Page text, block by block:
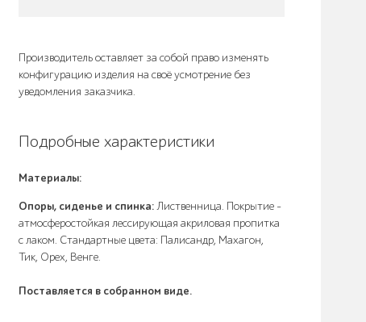
Производитель оставляет за собой право изменять
конфигурацию изделия на своё усмотрение без
уведомления заказчика.
Подробные характеристики
Материалы:
Опоры, сиденье и спинка:Лиственница. Покрытие -
атмосферостойкая лессирующая акриловая пропитка
с лаком. Стандартные цвета: Палисандр, Махагон,
Тик, Орех, Венге.
Поставляется в собранном виде.